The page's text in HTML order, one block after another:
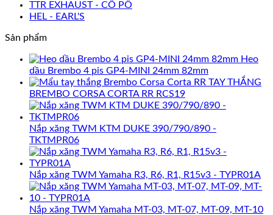
TTR EXHAUST - CỔ PÔ
HEL - EARL'S
Sản phẩm
Heo
dầu Brembo 4 pis GP4-MINI 24mm 82mm
TAY THẮNG
BREMBO CORSA CORTA RR RCS19
Nắp xăng TWM KTM DUKE 390/790/890 -
TKTMPR06
Nắp xăng TWM Yamaha R3, R6, R1, R15v3 - TYPR01A
Nắp xăng TWM Yamaha MT-03, MT-07, MT-09, MT-10